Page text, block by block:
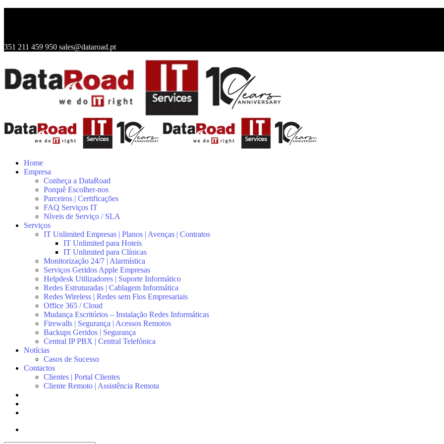
351 211 459 950 sales@dataroad.pt
Home
Empresa
Conheça a DataRoad
Porquê Escolher-nos
Parceiros | Certificações
FAQ Serviços IT
Níveis de Serviço / SLA
Serviços
IT Unlimited Empresas | Planos | Avenças | Contratos
IT Unlimited para Hoteis
IT Unlimited para Clínicas
Monitorização 24/7 | Alarmística
Serviços Geridos Apple Empresas
Helpdesk Utilizadores | Suporte Informático
Redes Estruturadas | Cablagem Informática
Redes Wireless | Redes sem Fios Empresariais
Office 365 / Cloud
Mudança Escritórios – Instalação Redes Informáticas
Firewalls | Segurança | Acessos Remotos
Backups Geridos | Segurança
Central IP PBX | Central Telefónica
Notícias
Casos de Sucesso
Contactos
Clientes | Portal Clientes
Cliente Remoto | Assistência Remota